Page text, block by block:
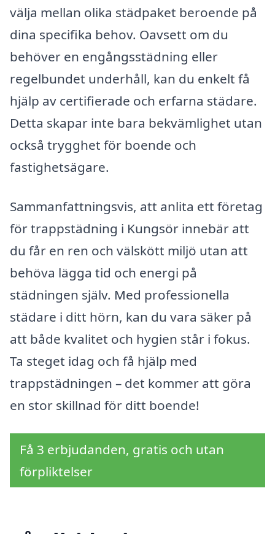
välja mellan olika städpaket beroende på
dina specifika behov. Oavsett om du
behöver en engångsstädning eller
regelbundet underhåll, kan du enkelt få
hjälp av certifierade och erfarna städare.
Detta skapar inte bara bekvämlighet utan
också trygghet för boende och
fastighetsägare.
Sammanfattningsvis, att anlita ett företag
för trappstädning i Kungsör innebär att
du får en ren och välskött miljö utan att
behöva lägga tid och energi på
städningen själv. Med professionella
städare i ditt hörn, kan du vara säker på
att både kvalitet och hygien står i fokus.
Ta steget idag och få hjälp med
trappstädningen – det kommer att göra
en stor skillnad för ditt boende!
Få 3 erbjudanden, gratis och utan
förpliktelser